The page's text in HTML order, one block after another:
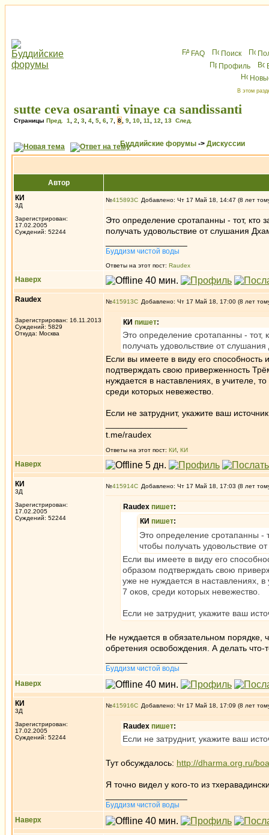
FAQ Поиск
Профиль
В этом
sutte ceva osaranti vinaye ca sandissanti
Страницы Пред. 1 2 3 4 5 6 7 8 9 10 11 12 13 След.
Буддийские форумы -> Дискуссии
Автор
КИ
3Д
Зарегистрирован:
17.02.2005
Суждений: 52244
№415893 Добавлено: Чт 17 Май 18, 14:47 (8 лет
Это определение сротапанны - тот, кто
получать удовольствие от слушания
Буддизм чистой воды
Ответы на этот пост: Raudex
Наверх
Raudex
Зарегистрирован: 16.11.2013
Суждений: 5829
Откуда: Москва
№415913 Добавлено: Чт 17 Май 18, 17:00 (8 лет
КИ пишет:
Это определение сротапанны - тот,
получать удовольствие от
Если вы имеете в виду его способность
подтверждать свою приверженность
нуждается в наставлениях, в учителе,
среди которых невежество.
Если не затруднит, укажите ваш
t.me/raudex
Ответы на этот пост: КИ КИ
Наверх
КИ
3Д
Зарегистрирован:
17.02.2005
Суждений: 52244
№415914 Добавлено: Чт 17 Май 18, 17:03 (8 лет
Raudex пишет:
КИ пишет:
Это определение сротапанны -
чтобы получать удовольствие
Если вы имеете в виду его
образом подтверждать свою
уже не нуждается в наставлениях,
7 оков, среди которых невежество.
Если не затруднит, укажите ваш
Не нуждается в обязательном порядке,
обретения освобождения. А делать что-
Буддизм чистой воды
Наверх
КИ
3Д
Зарегистрирован:
17.02.2005
Суждений: 52244
№415916 Добавлено: Чт 17 Май 18, 17:09 (8 лет
Raudex пишет:
Если не затруднит, укажите ваш
Тут обсуждалось: http://dharma.org.ru/
Я точно видел у кого-то из
Буддизм чистой воды
Наверх